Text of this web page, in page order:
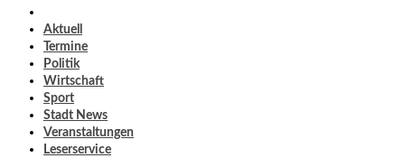
Aktuell
Termine
Politik
Wirtschaft
Sport
Stadt News
Veranstaltungen
Leserservice